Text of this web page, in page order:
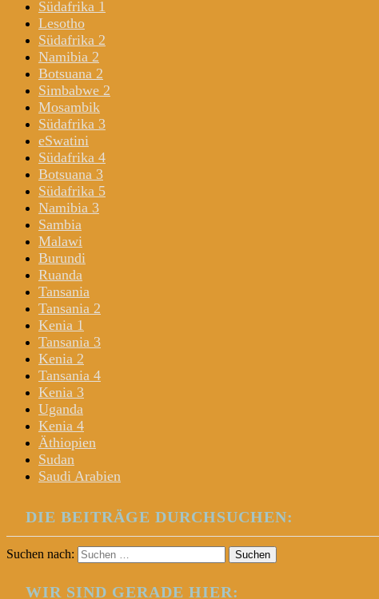
Südafrika 1
Lesotho
Südafrika 2
Namibia 2
Botsuana 2
Simbabwe 2
Mosambik
Südafrika 3
eSwatini
Südafrika 4
Botsuana 3
Südafrika 5
Namibia 3
Sambia
Malawi
Burundi
Ruanda
Tansania
Tansania 2
Kenia 1
Tansania 3
Kenia 2
Tansania 4
Kenia 3
Uganda
Kenia 4
Äthiopien
Sudan
Saudi Arabien
DIE BEITRÄGE DURCHSUCHEN:
Suchen nach:
WIR SIND GERADE HIER: